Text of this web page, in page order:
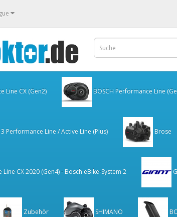
Line CX (Gen2) BOSCH Performance Line
Performance Line / Active Line (Plus) Brose
Line CX 2020 (Gen4) - Bosch eBike-System 2
Zubehör SHIMANO